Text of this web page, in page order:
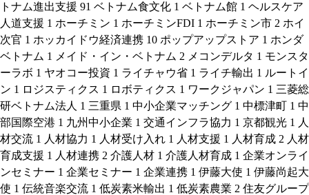
トナム進出支援 91 ベトナム食文化 1 ベトナム館 1 ヘルスケア
人道支援 1 ホーチミン 1 ホーチミンFDI 1 ホーチミン市 2 ホイ
次官 1 ホッカイドウ経済連携 10 ポップアップストア 1 ホンダ
ベトナム 1 メイド・イン・ベトナム 2 メコンデルタ 1 モンスタ
ーラボ 1 ヤオコー投資 1 ライチャウ省 1 ライチ輸出 1 ルートイ
ン 1 ロジスティクス 1 ロボティクス 1 ワークジャパン 1 三菱総
研ベトナム法人 1 三重県 1 中小企業マッチング 1 中標津町 1 中
部国際空港 1 九州中小企業 1 交通インフラ協力 1 京都観光 1 人
材交流 1 人材協力 1 人材受け入れ 1 人材支援 1 人材育成 2 人材
育成支援 1 人材連携 2 介護人材 1 介護人材育成 1 企業オンライ
ンセミナー 1 企業セミナー 1 企業連携 1 伊藤大使 1 伊藤尚起大
使 1 伝統音楽交流 1 低炭素米輸出 1 低炭素農業 2 住友グループ